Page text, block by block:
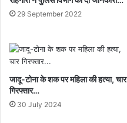
29 September 2022
जादू-टोना के शक पर महिला की हत्या, चार
गिरफ्तार…
30 July 2024